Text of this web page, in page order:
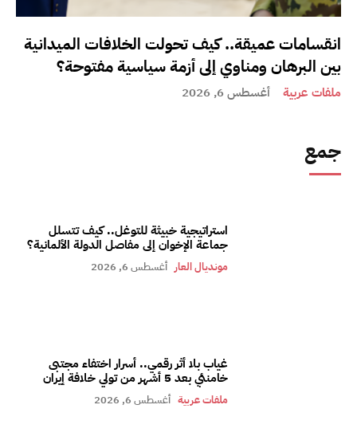
انقسامات عميقة.. كيف تحولت الخلافات الميدانية
بين البرهان ومناوي إلى أزمة سياسية مفتوحة؟
ملفات عربية أغسطس 6, 2026
جمع
استراتيجية خبيثة للتوغل.. كيف تتسلل
جماعة الإخوان إلى مفاصل الدولة الألمانية؟
مونديال العار أغسطس 6, 2026
غياب بلا أثر رقمي.. أسرار اختفاء مجتبى
خامنئي بعد 5 أشهر من تولي خلافة إيران
ملفات عربية أغسطس 6, 2026